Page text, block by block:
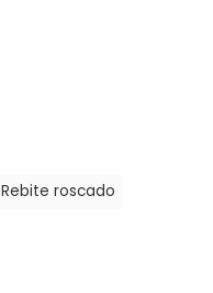
Rebite roscado